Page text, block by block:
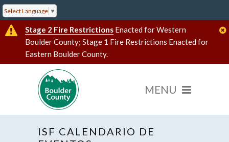
Select Language ▼
Stage 2 Fire Restrictions Enacted for Western
Boulder County; Stage 1 Fire Restrictions Enacted for
Eastern Boulder County.
ISF CALENDARIO DE